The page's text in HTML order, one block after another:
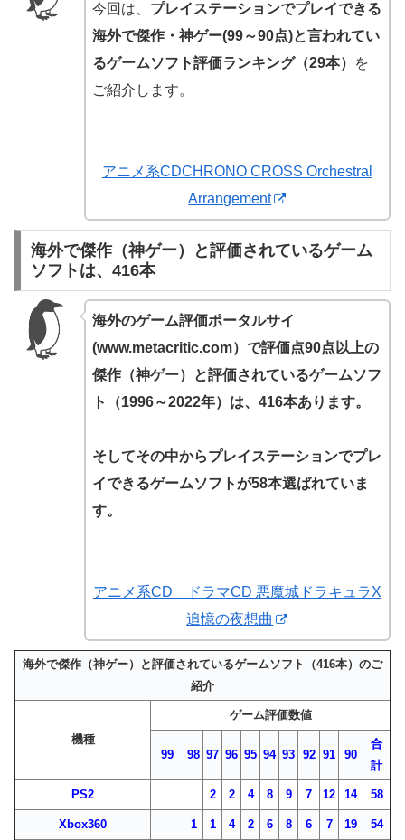
今回は、 プレイステーションでプレイできる
海外で傑作・神ゲー(99～90点)と言われてい
るゲームソフト評価ランキング（29本）
を
ご紹介します。
アニメ系CDCHRONO CROSS Orchestral
Arrangement
海外で傑作（神ゲー）と評価されているゲーム
ソフトは、416本
海外のゲーム評価ポータルサイ
(www.metacritic.com）で評価点90点以上の
傑作（神ゲー）と評価されているゲームソフ
ト（1996～2022年）は、416本あります。
そしてその中からプレイステーションでプレ
イできるゲームソフトが58本選ばれていま
す。
アニメ系CD ドラマCD 悪魔城ドラキュラX
追憶の夜想曲
海外で傑作（神ゲー）と評価されているゲームソフト（416本）のご
紹介
機種
ゲーム評価数値
99 98 97 96 95 94 93 92 91 90
合
計
PS2 2 2 4 8 9 7 12 14 58
Xbox360 1 1 4 2 6 8 6 7 19 54